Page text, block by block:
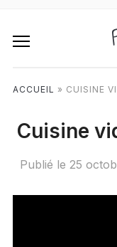
ACCUEIL » CUISINE
Cuisine
Publié le 25